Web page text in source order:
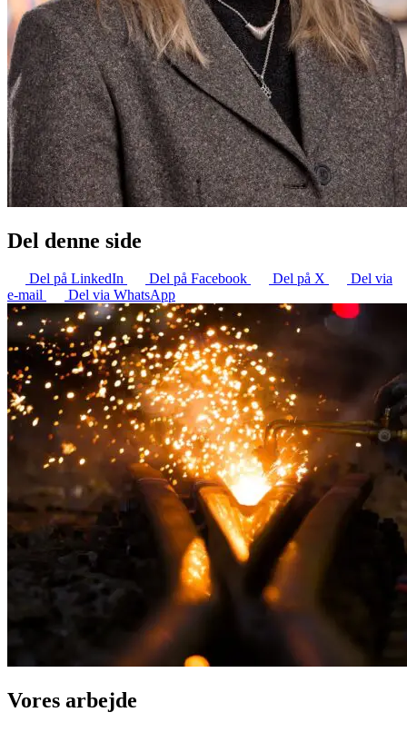
Del denne side
Del på LinkedIn Del på Facebook Del på X
Del via
e-mail
Del via WhatsApp
Vores arbejde